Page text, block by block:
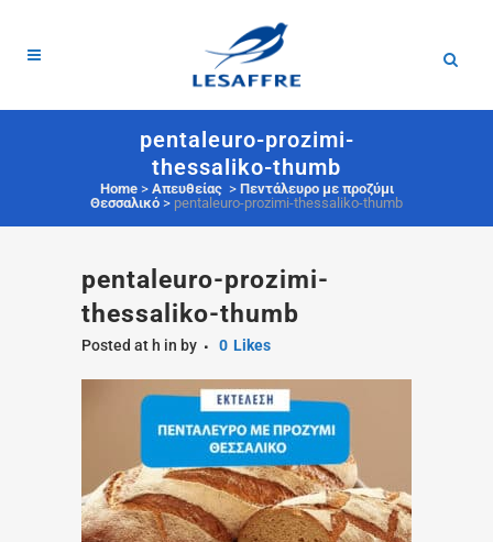
pentaleuro-prozimi-
thessaliko-thumb
Home> Απευθείας > Πεντάλευρο με προζύμι
Θεσσαλικό > pentaleuro-prozimi-thessaliko-thumb
pentaleuro-prozimi-
thessaliko-thumb
Posted at h in by 0 Likes